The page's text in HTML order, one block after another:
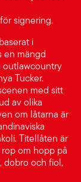
signering.
i
en mängd
outlawcountry
Tucker.
med sitt
av olika
om låtarna är
Titellåten är
om hopp på
dobro och fiol,